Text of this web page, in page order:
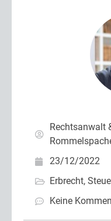
Rechtsanwalt
23/12/2022
Erbrecht,
Keine